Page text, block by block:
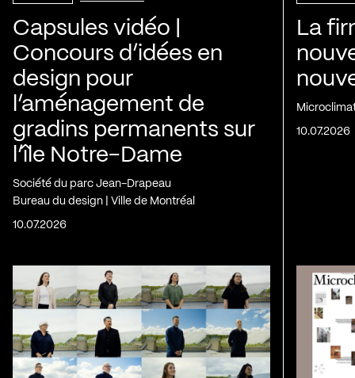
Capsules vidéo |
Concours d’idées en
design pour
l’aménagement de
gradins permanents sur
l’île Notre-Dame
Société du parc Jean-Drapeau
Bureau du design | Ville de Montréal
10.07.2026
La
10.07.2026